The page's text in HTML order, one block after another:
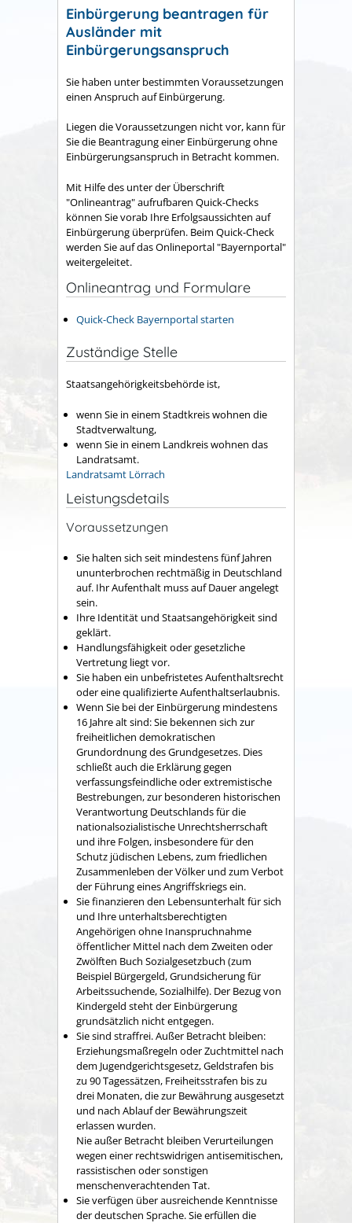
Einbürgerung beantragen für
Ausländer mit
Einbürgerungsanspruch
Sie haben unter bestimmten Voraussetzungen
einen Anspruch auf Einbürgerung.
Liegen die Voraussetzungen nicht vor, kann für
Sie die Beantragung einer Einbürgerung ohne
Einbürgerungsanspruch in Betracht kommen.
Mit Hilfe des unter der Überschrift
"Onlineantrag" aufrufbaren Quick-Checks
können Sie vorab Ihre Erfolgsaussichten auf
Einbürgerung überprüfen. Beim Quick-Check
werden Sie auf das Onlineportal "Bayernportal"
weitergeleitet.
Onlineantrag und Formulare
Quick-Check Bayernportal starten
Zuständige Stelle
Staatsangehörigkeitsbehörde ist,
wenn Sie in einem Stadtkreis wohnen die
Stadtverwaltung,
wenn Sie in einem Landkreis wohnen das
Landratsamt.
Landratsamt Lörrach
Leistungsdetails
Voraussetzungen
Sie halten sich seit mindestens fünf Jahren
ununterbrochen rechtmäßig in Deutschland
auf. Ihr Aufenthalt muss auf Dauer angelegt
sein.
Ihre Identität und Staatsangehörigkeit sind
geklärt.
Handlungsfähigkeit oder gesetzliche
Vertretung liegt vor.
Sie haben ein unbefristetes Aufenthaltsrecht
oder eine qualifizierte Aufenthaltserlaubnis.
Wenn Sie bei der Einbürgerung mindestens
16 Jahre alt sind: Sie bekennen sich zur
freiheitlichen demokratischen
Grundordnung des Grundgesetzes. Dies
schließt auch die Erklärung gegen
verfassungsfeindliche oder extremistische
Bestrebungen, zur besonderen historischen
Verantwortung Deutschlands für die
nationalsozialistische Unrechtsherrschaft
und ihre Folgen, insbesondere für den
Schutz jüdischen Lebens, zum friedlichen
Zusammenleben der Völker und zum Verbot
der Führung eines Angriffskriegs ein.
Sie finanzieren den Lebensunterhalt für sich
und Ihre unterhaltsberechtigten
Angehörigen ohne Inanspruchnahme
öffentlicher Mittel nach dem Zweiten oder
Zwölften Buch Sozialgesetzbuch (zum
Beispiel Bürgergeld, Grundsicherung für
Arbeitssuchende, Sozialhilfe). Der Bezug von
Kindergeld steht der Einbürgerung
grundsätzlich nicht entgegen.
Sie sind straffrei. Außer Betracht bleiben:
Erziehungsmaßregeln oder Zuchtmittel nach
dem Jugendgerichtsgesetz, Geldstrafen bis
zu 90 Tagessätzen, Freiheitsstrafen bis zu
drei Monaten, die zur Bewährung ausgesetzt
und nach Ablauf der Bewährungszeit
erlassen wurden.
Nie außer Betracht bleiben Verurteilungen
wegen einer rechtswidrigen antisemitischen,
rassistischen oder sonstigen
menschenverachtenden Tat.
Sie verfügen über ausreichende Kenntnisse
der deutschen Sprache. Sie erfüllen die